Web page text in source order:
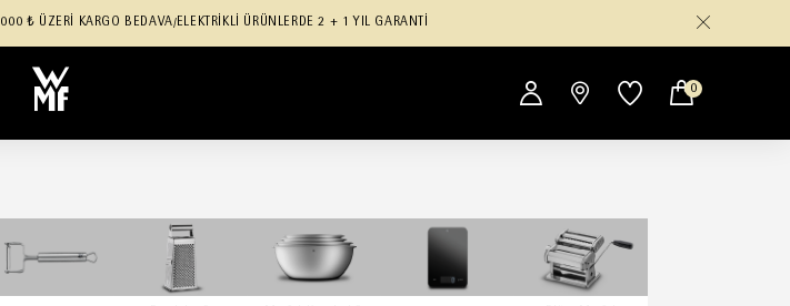
₺ ÜZERİ KARGO BEDAVA/ELEKTRİKLİ ÜRÜNLERDE 2 + 1 YIL GARANTİ
0